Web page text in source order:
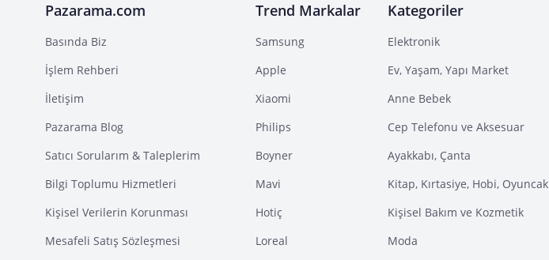
Pazarama.com
Basında Biz
İşlem Rehberi
İletişim
Pazarama Blog
Satıcı Sorularım & Taleplerim
Bilgi Toplumu Hizmetleri
Kişisel Verilerin Korunması
Mesafeli Satış Sözleşmesi
Trend Markalar
Samsung
Apple
Xiaomi
Philips
Boyner
Mavi
Hotiç
Loreal
Kategoriler
Elektronik
Ev, Yaşam, Yapı Market
Anne Bebek
Cep Telefonu ve Aksesuar
Ayakkabı, Çanta
Kitap, Kırtasiye, Hobi, Oyuncak
Kişisel Bakım ve Kozmetik
Moda